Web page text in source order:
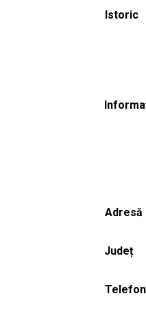
Istoric
Adresă
Județ
Telefon